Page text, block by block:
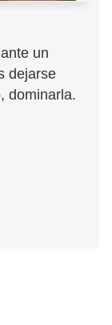
un
dejarse
dominarla.